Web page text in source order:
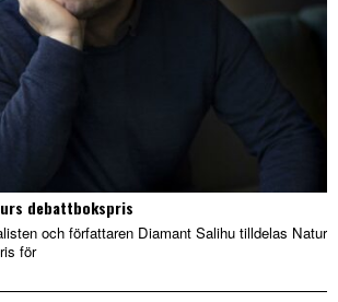
debattbokspris
och författaren Diamant Salihu tilldelas Natur
för